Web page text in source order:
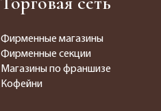
Фирменные магазины
Фирменные секции
Магазины по франшизе
Кофейни